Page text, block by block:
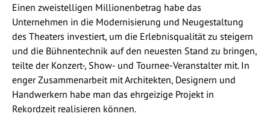
Einen zweistelligen Millionenbetrag habe das
Unternehmen in die Modernisierung und Neugestaltung
des Theaters investiert, um die Erlebnisqualität zu steigern
und die Bühnentechnik auf den neuesten Stand zu bringen,
teilte der Konzert-, Show- und Tournee-Veranstalter mit. In
enger Zusammenarbeit mit Architekten, Designern und
Handwerkern habe man das ehrgeizige Projekt in
Rekordzeit realisieren können.